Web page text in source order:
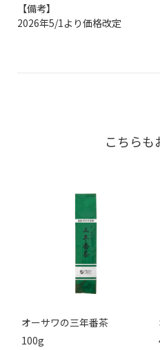
【備考】
2026年5/1より価格改定
こちらも
オーサワの三年番茶
100g